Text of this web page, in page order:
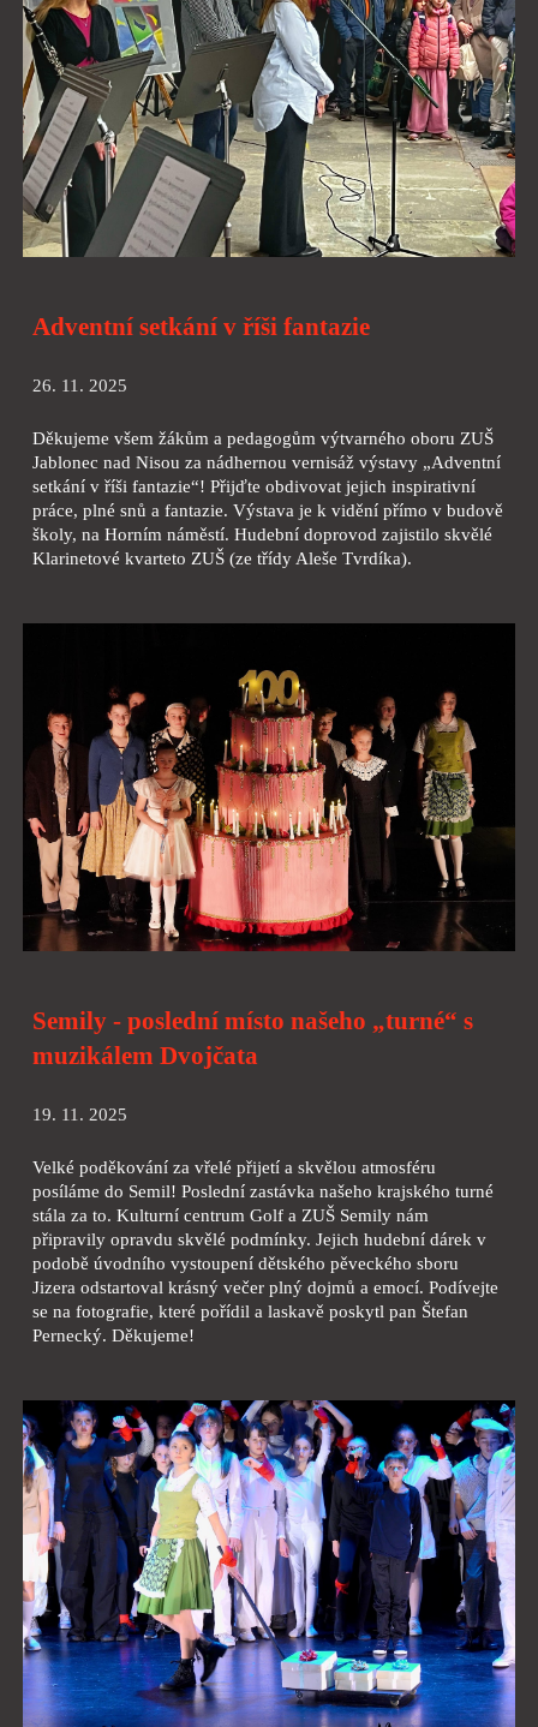
Adventní setkání v říši fantazie
26. 11. 2025
Děkujeme všem žákům a pedagogům výtvarného oboru ZUŠ
Jablonec nad Nisou za nádhernou vernisáž výstavy „Adventní
setkání v říši fantazie“! Přijďte obdivovat jejich inspirativní
práce, plné snů a fantazie. Výstava je k vidění přímo v budově
školy, na Horním náměstí. Hudební doprovod zajistilo skvělé
Klarinetové kvarteto ZUŠ (ze třídy Aleše Tvrdíka).
Semily - poslední místo našeho „turné“ s
muzikálem Dvojčata
19. 11. 2025
Velké poděkování za vřelé přijetí a skvělou atmosféru
posíláme do Semil! Poslední zastávka našeho krajského turné
stála za to. Kulturní centrum Golf a ZUŠ Semily nám
připravily opravdu skvělé podmínky. Jejich hudební dárek v
podobě úvodního vystoupení dětského pěveckého sboru
Jizera odstartoval krásný večer plný dojmů a emocí. Podívejte
se na fotografie, které pořídil a laskavě poskytl pan Štefan
Pernecký. Děkujeme!